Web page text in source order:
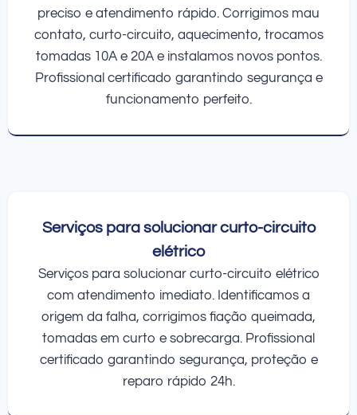
preciso e atendimento rápido. Corrigimos mau
contato, curto-circuito, aquecimento, trocamos
tomadas 10A e 20A e instalamos novos pontos.
Profissional certificado garantindo segurança e
funcionamento perfeito.
Serviços para solucionar curto-circuito
elétrico
Serviços para solucionar curto-circuito elétrico
com atendimento imediato. Identificamos a
origem da falha, corrigimos fiação queimada,
tomadas em curto e sobrecarga. Profissional
certificado garantindo segurança, proteção e
reparo rápido 24h.